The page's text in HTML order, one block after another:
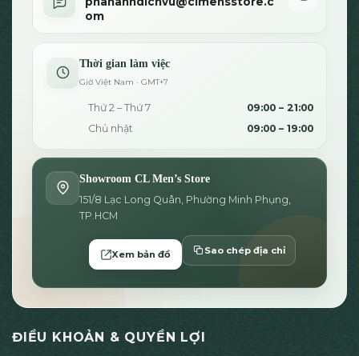
om
Thời gian làm việc
Giờ Việt Nam · GMT+7
Thứ 2 – Thứ 7
09:00 – 21:00
Chủ nhật
09:00 – 19:00
Showroom CL Men’s Store
151/8 Lạc Long Quân, Phường Minh Phụng,
TP.HCM
Xem bản đồ Sao chép địa chỉ
ĐIỀU KHOẢN & QUYỀN LỢI